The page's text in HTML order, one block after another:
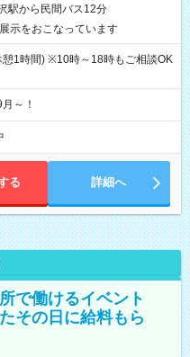
駅から民間バス12分
示をおこなっています
1時間) ※10時～18時もご相談OK
～！
る 詳細へ
で働けるイベント
その日に給料もら